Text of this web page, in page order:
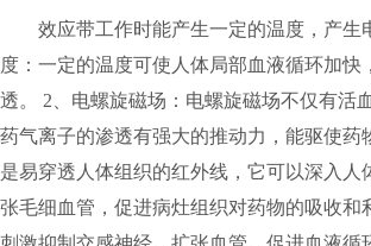
效应带工作时能产生一定的温度，产
度：一定的温度可使人体局部血液循环加
透。 2、电螺旋磁场：电螺旋磁场不仅有活
药气离子的渗透有强大的推动力，能驱使
是易穿透人体组织的红外线，它可以深入
张毛细血管，促进病灶组织对药物的吸收